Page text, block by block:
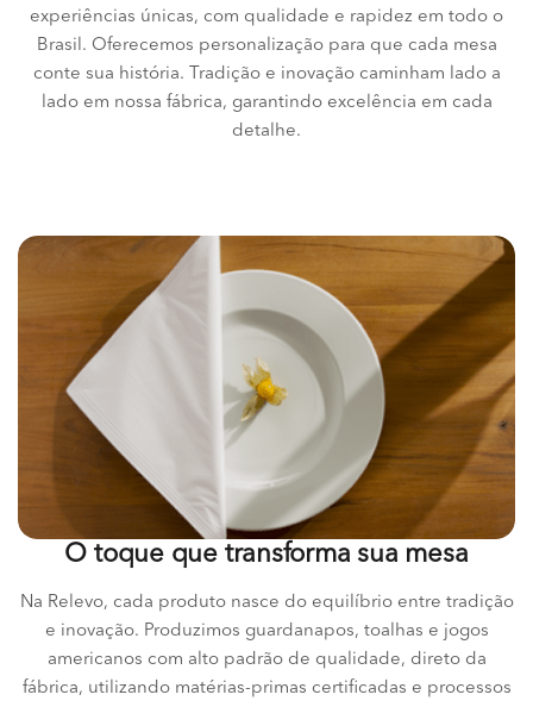
experiências únicas, com qualidade e rapidez em todo o
Brasil. Oferecemos personalização para que cada mesa
conte sua história. Tradição e inovação caminham lado a
lado em nossa fábrica, garantindo excelência em cada
detalhe.
O toque que transforma sua mesa
Na Relevo, cada produto nasce do equilíbrio entre tradição
e inovação. Produzimos guardanapos, toalhas e jogos
americanos com alto padrão de qualidade, direto da
fábrica, utilizando matérias-primas certificadas e processos